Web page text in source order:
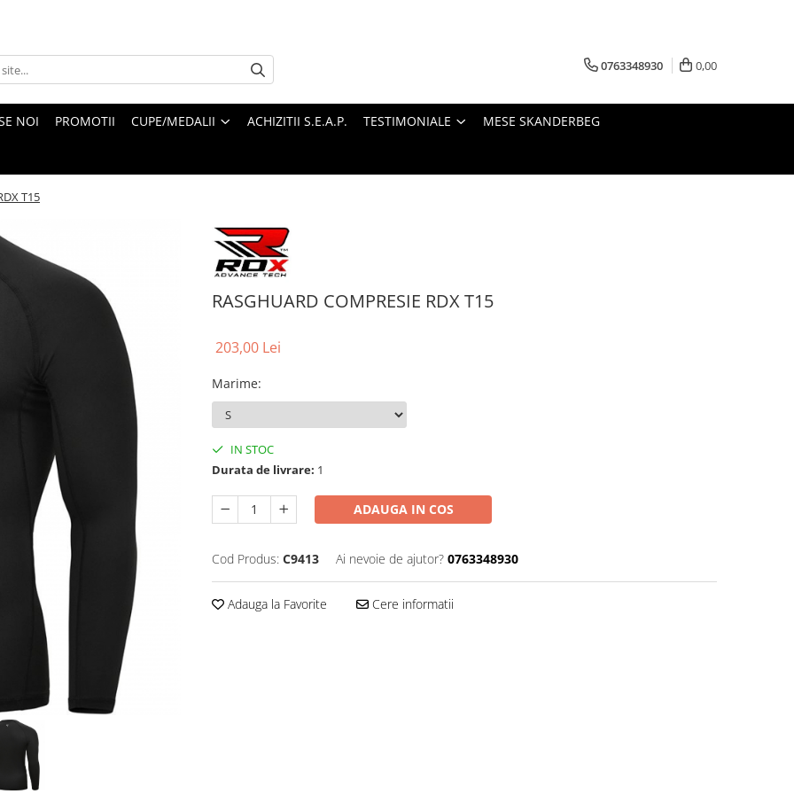
0763348930 0,00
NOI PROMOTII CUPE/MEDALII ACHIZITII S.E.A.P. TESTIMONIALE MESE SKANDERBEG
T15
RASGHUARD COMPRESIE RDX T15
203,00 Lei
Marime:
IN STOC
Durata de livrare: 1
ADAUGA IN COS
Cod Produs: C9413 Ai nevoie de ajutor? 0763348930
Adauga la Favorite Cere informatii